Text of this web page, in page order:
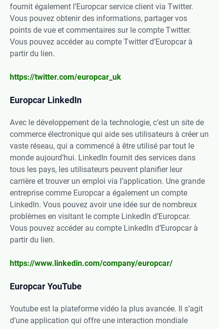
fournit également l’Europcar service client via Twitter.
Vous pouvez obtenir des informations, partager vos
points de vue et commentaires sur le compte Twitter.
Vous pouvez accéder au compte Twitter d’Europcar à
partir du lien.
https://twitter.com/europcar_uk
Europcar LinkedIn
Avec le développement de la technologie, c’est un site de
commerce électronique qui aide ses utilisateurs à créer un
vaste réseau, qui a commencé à être utilisé par tout le
monde aujourd’hui. LinkedIn fournit des services dans
tous les pays, les utilisateurs peuvent planifier leur
carrière et trouver un emploi via l’application. Une grande
entreprise comme Europcar a également un compte
LinkedIn. Vous pouvez avoir une idée sur de nombreux
problèmes en visitant le compte LinkedIn d’Europcar.
Vous pouvez accéder au compte LinkedIn d’Europcar à
partir du lien.
https://www.linkedin.com/company/europcar/
Europcar YouTube
Youtube est la plateforme vidéo la plus avancée. Il s’agit
d’une application qui offre une interaction mondiale